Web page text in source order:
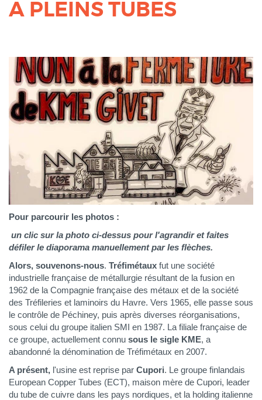
A PLEINS TUBES
Pour parcourir les photos :
un clic sur la photo ci-dessus pour l'agrandir et faites
défiler le diaporama manuellement par les flèches.
Alors, souvenons-nous. Tréfimétaux fut une société
industrielle française de métallurgie résultant de la fusion en
1962 de la Compagnie française des métaux et de la société
des Tréfileries et laminoirs du Havre. Vers 1965, elle passe sous
le contrôle de Péchiney, puis après diverses réorganisations,
sous celui du groupe italien SMI en 1987. La filiale française de
ce groupe, actuellement connu sous le sigle KME, a
abandonné la dénomination de Tréfimétaux en 2007.
A présent, l'usine est reprise par Cupori. Le groupe finlandais
European Copper Tubes (ECT), maison mère de Cupori, leader
du tube de cuivre dans les pays nordiques, et la holding italienne